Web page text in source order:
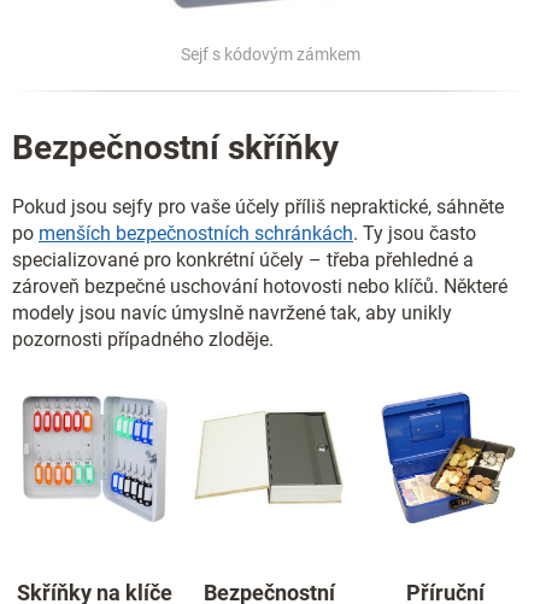
Sejf s kódovým zámkem
Bezpečnostní skříňky
Pokud jsou sejfy pro vaše účely příliš nepraktické, sáhněte
po menších bezpečnostních schránkách. Ty jsou často
specializované pro konkrétní účely – třeba přehledné a
zároveň bezpečné uschování hotovosti nebo klíčů. Některé
modely jsou navíc úmyslně navržené tak, aby unikly
pozornosti případného zloděje.
Skříňky na klíče
Bezpečnostní
Příruční